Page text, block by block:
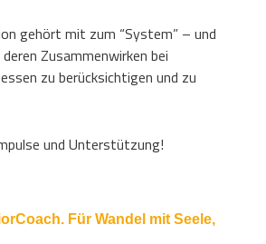
gehört mit zum “System” – und
Zusammenwirken bei
zu berücksichtigen und zu
und Unterstützung!
Für Wandel mit Seele,